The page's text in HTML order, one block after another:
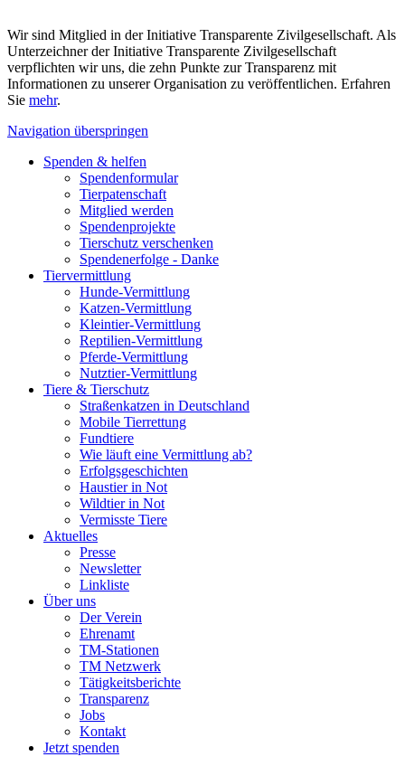
Wir sind Mitglied in der Initiative Transparente Zivilgesellschaft. Als
Unterzeichner der Initiative Transparente Zivilgesellschaft
verpflichten wir uns, die zehn Punkte zur Transparenz mit
Informationen zu unserer Organisation zu veröffentlichen. Erfahren
Sie mehr.
Navigation überspringen
Spenden & helfen
Spendenformular
Tierpatenschaft
Mitglied werden
Spendenprojekte
Tierschutz verschenken
Spendenerfolge - Danke
Tiervermittlung
Hunde-Vermittlung
Katzen-Vermittlung
Kleintier-Vermittlung
Reptilien-Vermittlung
Pferde-Vermittlung
Nutztier-Vermittlung
Tiere & Tierschutz
Straßenkatzen in Deutschland
Mobile Tierrettung
Fundtiere
Wie läuft eine Vermittlung ab?
Erfolgsgeschichten
Haustier in Not
Wildtier in Not
Vermisste Tiere
Aktuelles
Presse
Newsletter
Linkliste
Über uns
Der Verein
Ehrenamt
TM-Stationen
TM Netzwerk
Tätigkeitsberichte
Transparenz
Jobs
Kontakt
Jetzt spenden